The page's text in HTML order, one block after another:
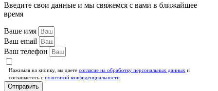
Введите свои данные и мы свяжемся с вами в ближайшее
время
Ваше имя
Ваш email
Ваш телефон
Нажимая на кнопку, вы даете согласие на обработку персональных данных и
соглашаетесь c политикой конфиденциальности
Отправить